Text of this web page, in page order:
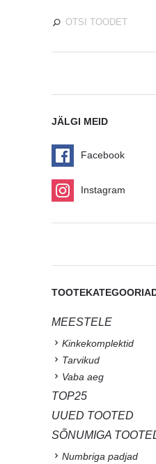
JÄLGI MEID
Facebook
Instagram
MEESTELE
Kinkekomplektid
Tarvikud
Vaba aeg
TOP25
UUED TOOTED
SÕNUMIGA
Numbriga padjad